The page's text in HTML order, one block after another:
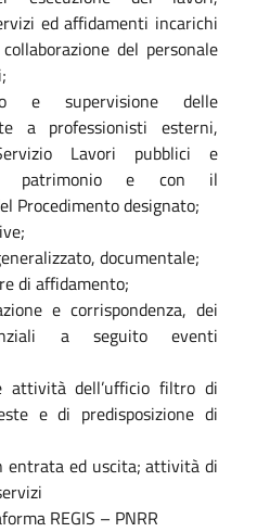
ed affidamenti incarichi
del personale
e supervisione delle
a professionisti esterni,
Lavori pubblici e
patrimonio e con il
Procedimento designato;
documentale;
di affidamento;
e corrispondenza, dei
a seguito eventi
attività dell’ufficio filtro di
e di predisposizione di
entrata ed uscita; attività di
REGIS – PNRR